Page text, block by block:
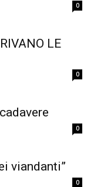
0
LE
0
0
viandanti”
0